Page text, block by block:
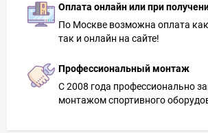
Оплата онлайн или при
По Москве возможна оплата
так и онлайн на сайте!
Профессиональный монтаж
С 2008 года профессионально
монтажом спортивного